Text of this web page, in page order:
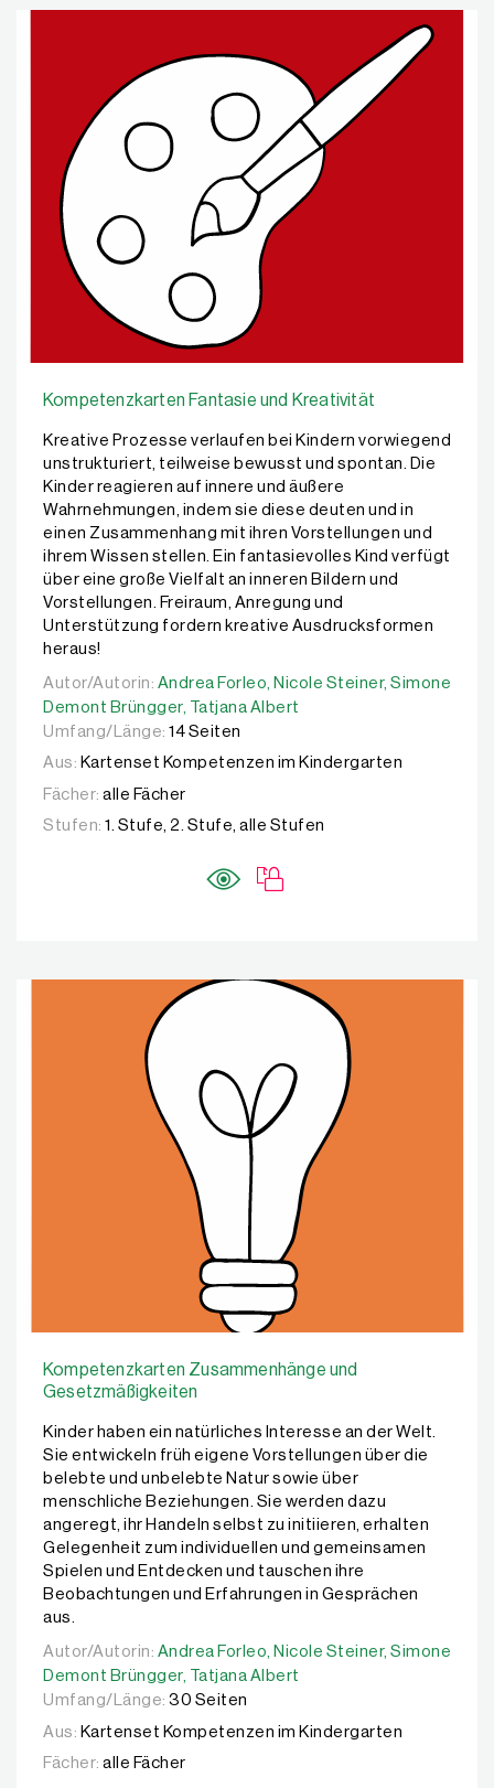
Kompetenzkarten Fantasie und Kreativität
Kreative Prozesse verlaufen bei Kindern vorwiegend
unstrukturiert, teilweise bewusst und spontan. Die
Kinder reagieren auf innere und äußere
Wahrnehmungen, indem sie diese deuten und in
einen Zusammenhang mit ihren Vorstellungen und
ihrem Wissen stellen. Ein fantasievolles Kind verfügt
über eine große Vielfalt an inneren Bildern und
Vorstellungen. Freiraum, Anregung und
Unterstützung fordern kreative Ausdrucksformen
heraus!
Autor/Autorin: Andrea Forleo, Nicole Steiner, Simone
Autor/Autorin: Andrea Forleo, Nicole Steiner, Simone
Demont Brüngger,
Tatjana Albert
Umfang/Länge: 14 Seiten
Aus: Kartenset Kompetenzen im Kindergarten
Fächer: alle Fächer
Stufen: 1. Stufe, 2. Stufe, alle Stufen
Kompetenzkarten Zusammenhänge und
Gesetzmäßigkeiten
Kinder haben ein natürliches Interesse an der Welt.
Sie entwickeln früh eigene Vorstellungen über die
belebte und unbelebte Natur sowie über
menschliche Beziehungen. Sie werden dazu
angeregt, ihr Handeln selbst zu initiieren, erhalten
Gelegenheit zum individuellen und gemeinsamen
Spielen und Entdecken und tauschen ihre
Beobachtungen und Erfahrungen in Gesprächen
aus.
Autor/Autorin: Andrea Forleo, Nicole Steiner, Simone
Autor/Autorin: Andrea Forleo, Nicole Steiner, Simone
Demont Brüngger,
Tatjana Albert
Umfang/Länge: 30 Seiten
Aus: Kartenset Kompetenzen im Kindergarten
Fächer: alle Fächer